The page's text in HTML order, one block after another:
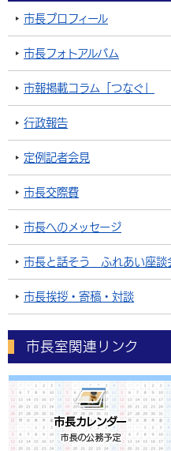
市長プロフィール
市長フォトアルバム
市報掲載コラム「つなぐ」
行政報告
定例記者会見
市長交際費
市長へのメッセージ
市長と話そう ふれあい座談
市長挨拶・寄稿・対談
市長室関連リンク